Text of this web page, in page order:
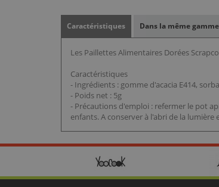
Caractéristiques Dans la même gamme
Les Paillettes Alimentaires Dorées
Caractéristiques
- Ingrédients : gomme d'acacia E414,
- Poids net : 5g
- Précautions d'emploi : refermer le pot
enfants. A conserver à l'abri de la